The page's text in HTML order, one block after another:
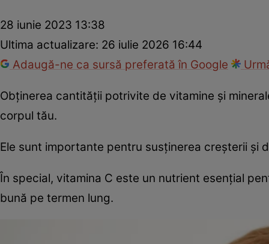
28 iunie 2023 13:38
Ultima actualizare: 26 iulie 2026 16:44
Adaugă-ne ca sursă preferată în Google
Obținerea cantității potrivite de vitamine și
corpul tău.
Ele sunt importante pentru susținerea creșterii și
În special, vitamina C este un nutrient esențial
bună pe termen lung.